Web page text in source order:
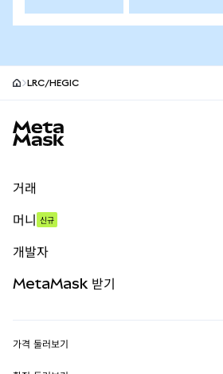
LRC/HEGIC
거래
무기한 선물
실물자산
머니 신규
개발자
MetaMask 받기
가격 둘러보기